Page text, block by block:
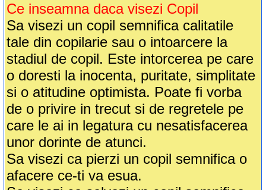
Ce inseamna daca visezi Copil
Sa visezi un copil semnifica calitatile
tale din copilarie sau o intoarcere la
stadiul de copil. Este intorcerea pe care
o doresti la inocenta, puritate, simplitate
si o atitudine optimista. Poate fi vorba
de o privire in trecut si de regretele pe
care le ai in legatura cu nesatisfacerea
unor dorinte de atunci.
Sa visezi ca pierzi un copil semnifica o
afacere ce-ti va esua.